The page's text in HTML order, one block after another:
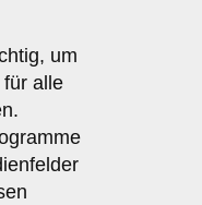
um
alle